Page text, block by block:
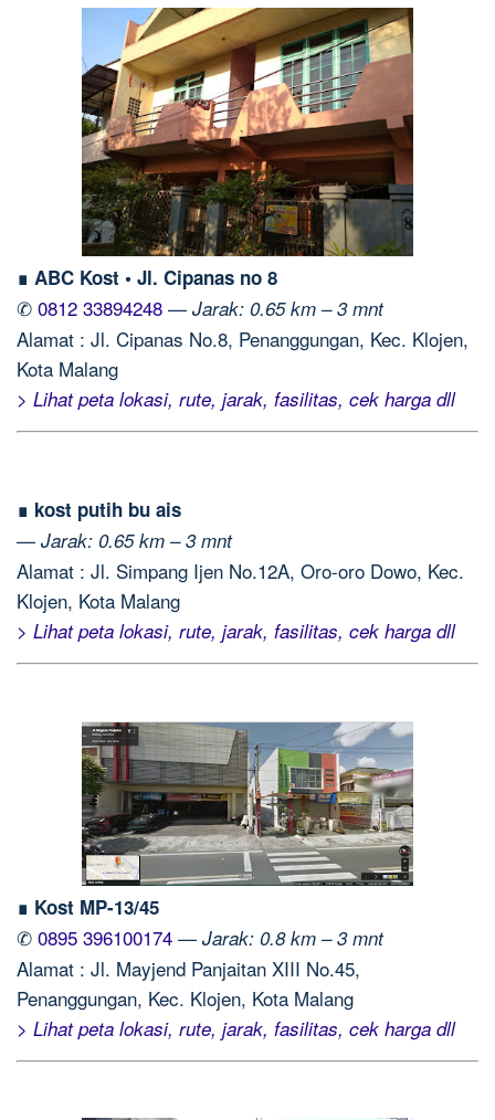
∎ ABC Kost • Jl. Cipanas no 8
✆ 0812 33894248 — Jarak: 0.65 km – 3 mnt
Alamat : Jl. Cipanas No.8, Penanggungan, Kec. Klojen,
Kota Malang
> Lihat peta lokasi, rute, jarak, fasilitas, cek harga dll
∎ kost putih bu ais
— Jarak: 0.65 km – 3 mnt
Alamat : Jl. Simpang Ijen No.12A, Oro-oro Dowo, Kec.
Klojen, Kota Malang
> Lihat peta lokasi, rute, jarak, fasilitas, cek harga dll
∎ Kost MP-13/45
✆ 0895 396100174 — Jarak: 0.8 km – 3 mnt
Alamat : Jl. Mayjend Panjaitan XIII No.45,
Penanggungan, Kec. Klojen, Kota Malang
> Lihat peta lokasi, rute, jarak, fasilitas, cek harga dll